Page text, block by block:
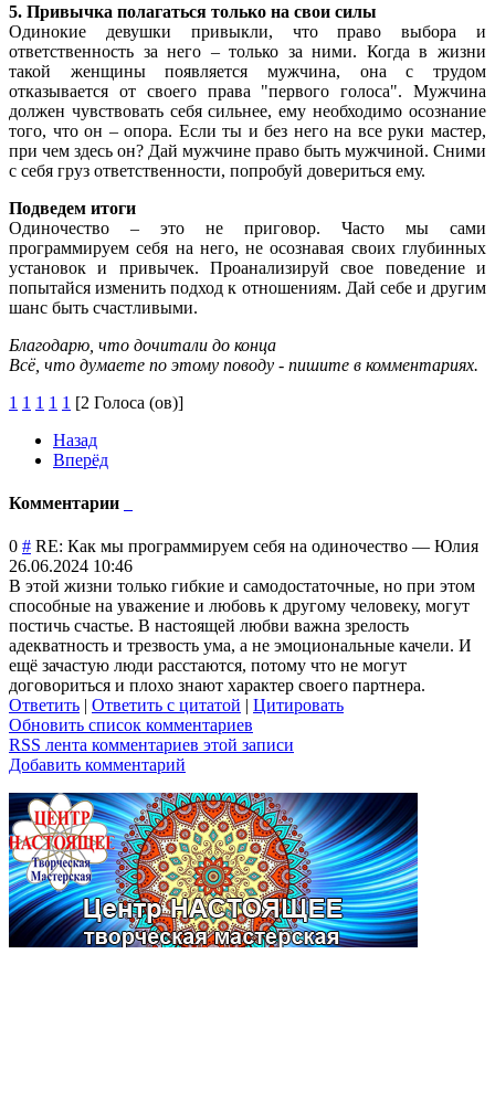
5. Привычка полагаться только на свои силы
Одинокие девушки привыкли, что право выбора и
ответственность за него – только за ними. Когда в жизни
такой женщины появляется мужчина, она с трудом
отказывается от своего права "первого голоса". Мужчина
должен чувствовать себя сильнее, ему необходимо осознание
того, что он – опора. Если ты и без него на все руки мастер,
при чем здесь он? Дай мужчине право быть мужчиной. Сними
с себя груз ответственности, попробуй довериться ему.
Подведем итоги
Одиночество – это не приговор. Часто мы сами
программируем себя на него, не осознавая своих глубинных
установок и привычек. Проанализируй свое поведение и
попытайся изменить подход к отношениям. Дай себе и другим
шанс быть счастливыми.
Благодарю, что дочитали до конца
Всё, что думаете по этому поводу - пишите в комментариях.
1 1 1 1 1 [2 Голоса (ов)]
Назад
Вперёд
Комментарии
0 # RE: Как мы программируем себя на одиночество — Юлия
26.06.2024 10:46
В этой жизни только гибкие и самодостаточные, но при этом
способные на уважение и любовь к другому человеку, могут
постичь счастье. В настоящей любви важна зрелость
адекватность и трезвость ума, а не эмоциональные качели. И
ещё зачастую люди расстаются, потому что не могут
договориться и плохо знают характер своего партнера.
Ответить | Ответить с цитатой | Цитировать
Обновить список комментариев
RSS лента комментариев этой записи
Добавить комментарий